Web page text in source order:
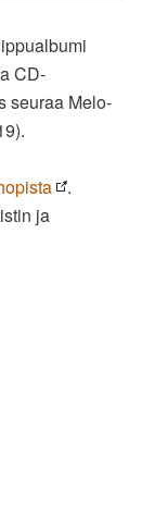
CD-
seuraa Melo-
.
ja